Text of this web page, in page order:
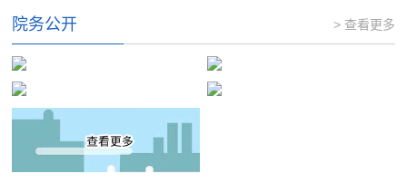
院务公开 > 查看更多